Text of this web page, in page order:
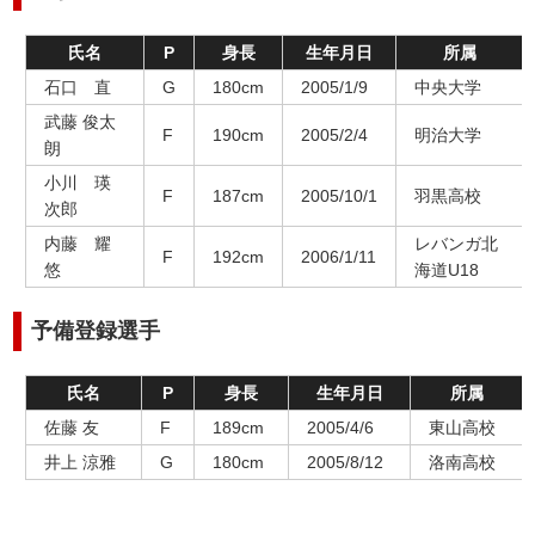
氏名 P 身長 生年月日
所属
石口 直
G 180cm 2005/1/9
中央大学
武藤 俊太
朗
F 190cm 2005/2/4 明治大学
小川 瑛
次郎
F 187cm 2005/10/1 羽黒高校
内藤 耀
悠
F 192cm 2006/1/11
レバンガ北
海道U18
予備登録選手
氏名 P 身長 生年月日
所属
佐藤 友
F 189cm 2005/4/6
東山高校
井上 涼雅
G 180cm 2005/8/12 洛南高校